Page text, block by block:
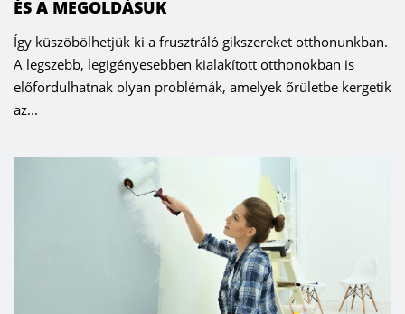
ÉS A MEGOLDÁSUK
Így küszöbölhetjük ki a frusztráló gikszereket otthonunkban.
A legszebb, legigényesebben kialakított otthonokban is
előfordulhatnak olyan problémák, amelyek őrületbe kergetik
az...